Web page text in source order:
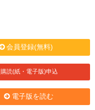
会員登録(無料)
購読(紙・電子版)申込
電子版を読む